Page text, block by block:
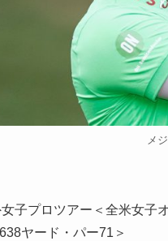
メ
子プロツアー＜全米女子
ヤード・パー71＞